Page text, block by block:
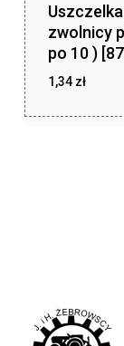
zwolnicy
po 10 )
1,34 zł